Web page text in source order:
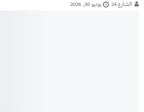
الشارع 24 يونيو 30, 2026